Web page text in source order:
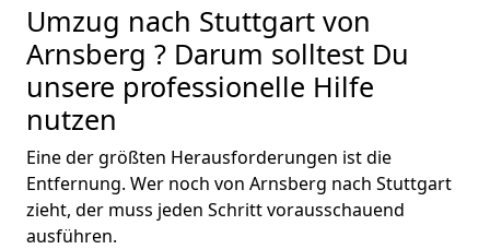
Umzug nach Stuttgart von
Arnsberg ? Darum solltest Du
unsere professionelle Hilfe
nutzen
Eine der größten Herausforderungen ist die
Entfernung. Wer noch von Arnsberg nach Stuttgart
zieht, der muss jeden Schritt vorausschauend
ausführen.